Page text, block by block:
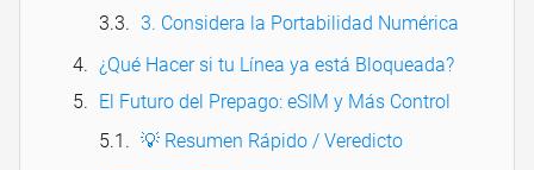
3. Considera la Portabilidad Numérica
¿Qué Hacer si tu Línea ya está Bloqueada?
El Futuro del Prepago: eSIM y Más Control
💡 Resumen Rápido / Veredicto